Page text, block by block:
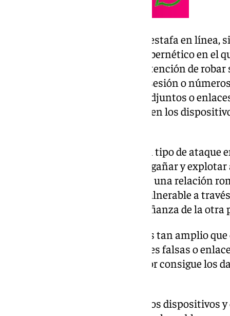
Pero no existe un único tipo de estafa en línea,
ejemplo, es un tipo de ataque cibernético en el
mensaje no solicitado con la intención de
como credenciales de inicio de sesión o
mensajes contienen archivos adjuntos o
malware- software malicioso – en los
, por su parte, es un tipo de
identidad en línea falsa para engañar y
los estafadores intentan iniciar una relación
consideran emocionalmente vulnerable a
de citas. Una vez se gana la confianza de la
El entorno de las ciberestafas es tan amplio
sociales, a través de promociones falsas o
de empleo en los que el estafador consigue
Es por ello que hay que dotar a los dispositivos